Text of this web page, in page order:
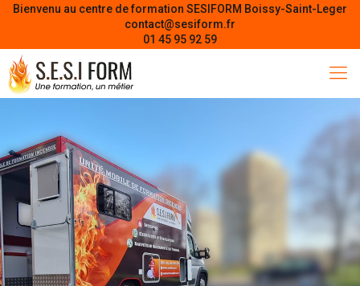
Bienvenu au centre de formation SESIFORM Boissy-Saint-Leger
contact@sesiform.fr
01 45 95 92 59